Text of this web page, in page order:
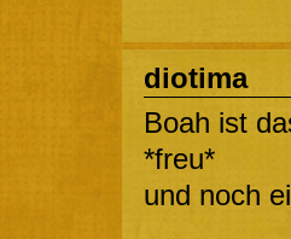
diotima
Boah ist
*freu*
und noch